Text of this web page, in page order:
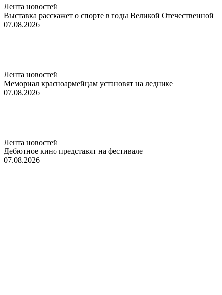
Лента новостей
Выставка расскажет о спорте в годы Великой Отечественной
07.08.2026
Лента новостей
Мемориал красноармейцам установят на леднике
07.08.2026
Лента новостей
Дебютное кино представят на фестивале
07.08.2026